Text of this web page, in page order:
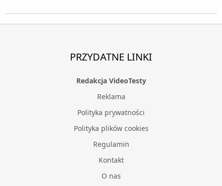
PRZYDATNE LINKI
Redakcja VideoTesty
Reklama
Polityka prywatności
Polityka plików cookies
Regulamin
Kontakt
O nas